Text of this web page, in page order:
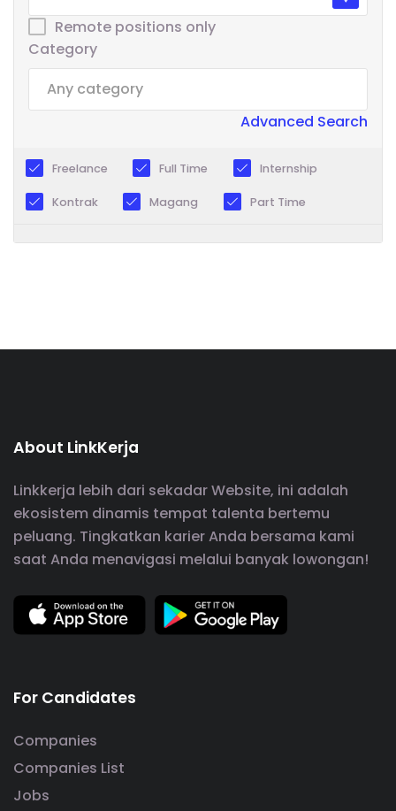
Remote positions only
Category
Advanced Search
Freelance Full Time Internship
Kontrak Magang Part Time
About LinkKerja
Linkkerja lebih dari sekadar Website, ini adalah
ekosistem dinamis tempat talenta bertemu
peluang. Tingkatkan karier Anda bersama kami
saat Anda menavigasi melalui banyak lowongan!
For Candidates
Companies
Companies List
Jobs